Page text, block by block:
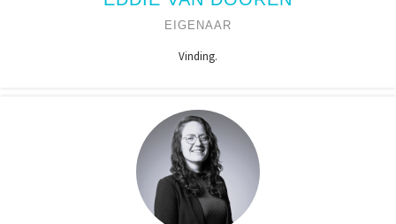
EIGENAAR
Vinding.